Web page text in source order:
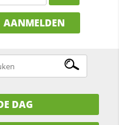
AANMELDEN
DAG